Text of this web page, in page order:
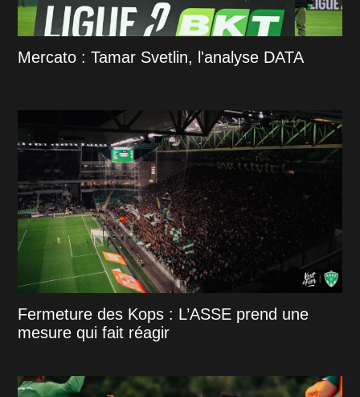
Mercato : Tamar Svetlin, l'analyse DATA
Fermeture des Kops : L’ASSE prend une
mesure qui fait réagir